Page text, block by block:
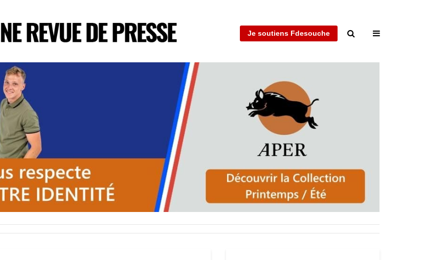
Je soutiens Fdesouche